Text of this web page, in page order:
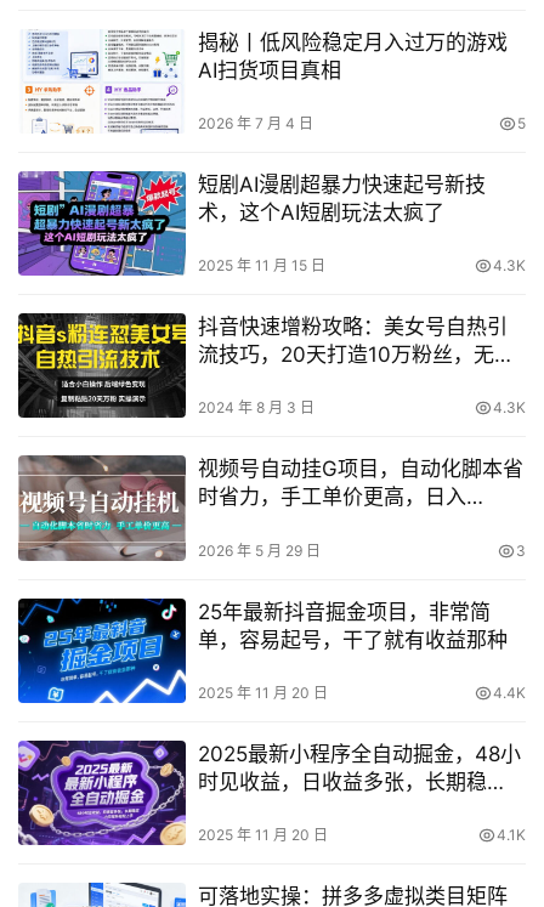
揭秘丨低风险稳定月入过万的游戏
AI扫货项目真相
2026 年 7 月 4 日 5
短剧AI漫剧超暴力快速起号新技
术，这个AI短剧玩法太疯了
2025 年 11 月 15 日 4.3K
抖音快速增粉攻略：美女号自热引
流技巧，20天打造10万粉丝，无需
2024 年 8 月 3 日 4.3K
视频号自动挂G项目，自动化脚本省
时省力，手工单价更高，日入
2026 年 5 月 29 日 3
25年最新抖音掘金项目，非常简
单，容易起号，干了就有收益那种
2025 年 11 月 20 日 4.4K
2025最新小程序全自动掘金，48小
时见收益，日收益多张，长期稳
2025 年 11 月 20 日 4.1K
可落地实操：拼多多虚拟类目矩阵